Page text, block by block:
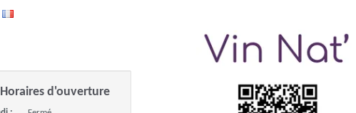
Horaires d'ouverture